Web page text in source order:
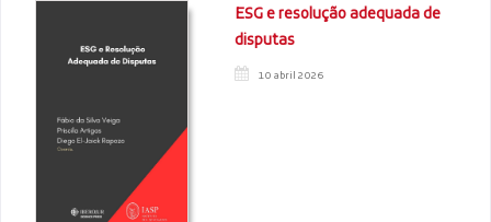
ESG e resolução adequada de
disputas
10 abril 2026